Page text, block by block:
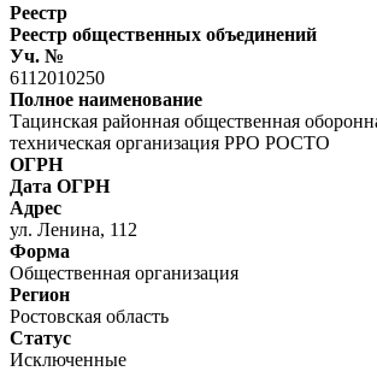
Реестр
Реестр общественных объединений
Уч. №
6112010250
Полное наименование
Тацинская районная общественная
техническая организация РРО РОСТО
ОГРН
Дата ОГРН
Адрес
ул. Ленина, 112
Форма
Общественная организация
Регион
Ростовская область
Статус
Исключенные